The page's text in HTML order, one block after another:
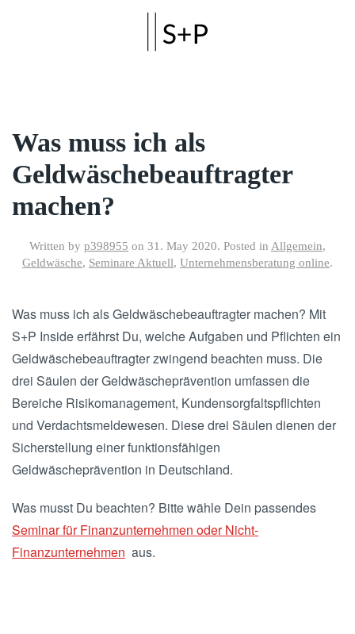
Was muss ich als
Geldwäschebeauftragter
machen?
Written by p398955 on 31. May 2020. Posted in Allgemein,
Geldwäsche, Seminare Aktuell, Unternehmensberatung online.
Was muss ich als Geldwäschebeauftragter machen? Mit
S+P Inside erfährst Du, welche Aufgaben und Pflichten ein
Geldwäschebeauftragter zwingend beachten muss. Die
drei Säulen der Geldwäscheprävention umfassen die
Bereiche Risikomanagement, Kundensorgfaltspflichten
und Verdachtsmeldewesen. Diese drei Säulen dienen der
Sicherstellung einer funktionsfähigen
Geldwäscheprävention in Deutschland.
Was musst Du beachten? Bitte wähle Dein passendes
Seminar für Finanzunternehmen oder Nicht-
Finanzunternehmen aus.